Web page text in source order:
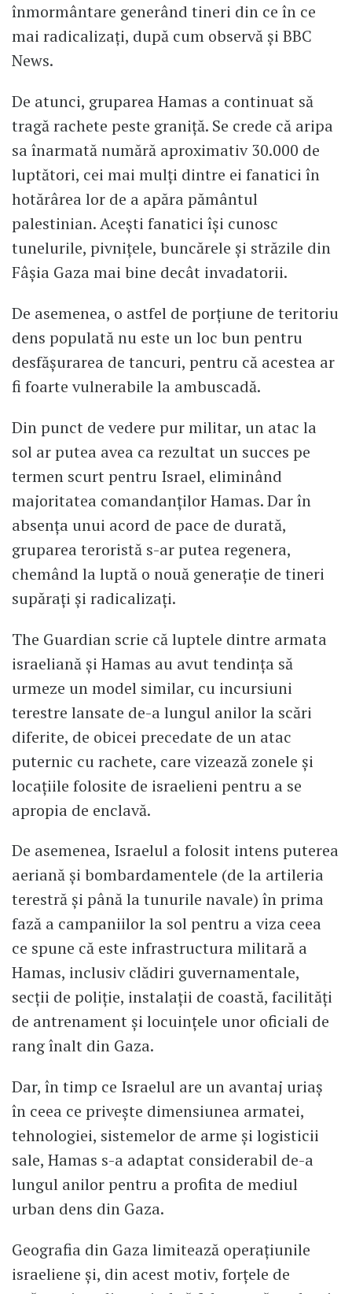
înmormântare generând tineri din ce în ce
mai radicalizați, după cum observă și BBC
News.
De atunci, gruparea Hamas a continuat să
tragă rachete peste graniță. Se crede că aripa
sa înarmată numără aproximativ 30.000 de
luptători, cei mai mulți dintre ei fanatici în
hotărârea lor de a apăra pământul
palestinian. Acești fanatici își cunosc
tunelurile, pivnițele, buncărele și străzile din
Fâșia Gaza mai bine decât invadatorii.
De asemenea, o astfel de porțiune de teritoriu
dens populată nu este un loc bun pentru
desfășurarea de tancuri, pentru că acestea ar
fi foarte vulnerabile la ambuscadă.
Din punct de vedere pur militar, un atac la
sol ar putea avea ca rezultat un succes pe
termen scurt pentru Israel, eliminând
majoritatea comandanților Hamas. Dar în
absența unui acord de pace de durată,
gruparea teroristă s-ar putea regenera,
chemând la luptă o nouă generație de tineri
supărați și radicalizați.
The Guardian scrie că luptele dintre armata
israeliană și Hamas au avut tendința să
urmeze un model similar, cu incursiuni
terestre lansate de-a lungul anilor la scări
diferite, de obicei precedate de un atac
puternic cu rachete, care vizează zonele și
locațiile folosite de israelieni pentru a se
apropia de enclavă.
De asemenea, Israelul a folosit intens puterea
aeriană și bombardamentele (de la artileria
terestră și până la tunurile navale) în prima
fază a campaniilor la sol pentru a viza ceea
ce spune că este infrastructura militară a
Hamas, inclusiv clădiri guvernamentale,
secții de poliție, instalații de coastă, facilități
de antrenament și locuințele unor oficiali de
rang înalt din Gaza.
Dar, în timp ce Israelul are un avantaj uriaș
în ceea ce privește dimensiunea armatei,
tehnologiei, sistemelor de arme și logisticii
sale, Hamas s-a adaptat considerabil de-a
lungul anilor pentru a profita de mediul
urban dens din Gaza.
Geografia din Gaza limitează operațiunile
israeliene și, din acest motiv, forțele de